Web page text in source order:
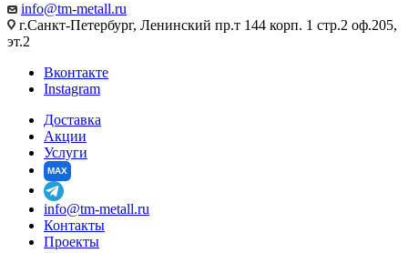
info@tm-metall.ru
г.Санкт-Петербург, Ленинский пр.т 144 корп. 1 стр.2 оф.205,
эт.2
Вконтакте
Instagram
Доставка
Акции
Услуги
MAX
info@tm-metall.ru
Контакты
Проекты